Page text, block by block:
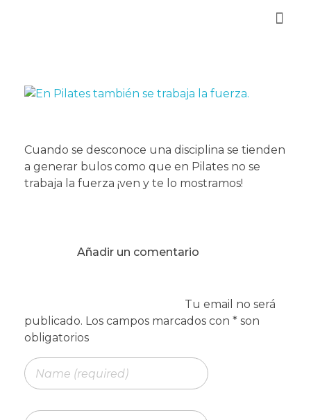
Cuando se desconoce una disciplina se tienden
a generar bulos como que en Pilates no se
trabaja la fuerza ¡ven y te lo mostramos!